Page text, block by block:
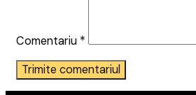
Comentariu *